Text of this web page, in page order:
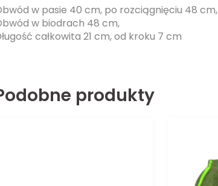
w pasie 40 cm, po rozciągnięciu 48 cm,
w biodrach 48 cm,
całkowita 21 cm, od kroku 7 cm
produkty